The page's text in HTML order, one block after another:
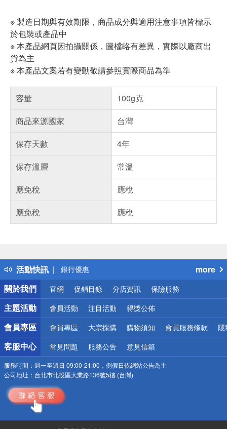
※ 製造日期與有效期限，商品成分與適用注意事項皆標示
於包裝或產品中
※ 本產品網頁因拍攝關係，圖檔略有差異，實際以廠商出
貨為主
※ 本產品文案若有變動敬請參照實際商品為準
容量
100g克
商品來源國家
台灣
保存天數
4年
保存溫層
常溫
應免稅
應稅
應免稅
應稅
活動快訊
偏遠地區配送
熱門話題
銀行優惠
偏遠地區配送
詐騙網頁！請小心！
more
關於我們
官網 促銷目錄 分店資訊 保險服務
主題活動 會員活動 注目活動 得獎公佈
會員專區 會員專區 大宗採購 購物須知 會員服務條款 隱
客服中心 常見問題 服務公告 意見信箱
服務時間： 週一至週日 09:00-21:00，例假日依網站公告為主
公司地址： 台北市北投區大業路136號5樓 (台灣)